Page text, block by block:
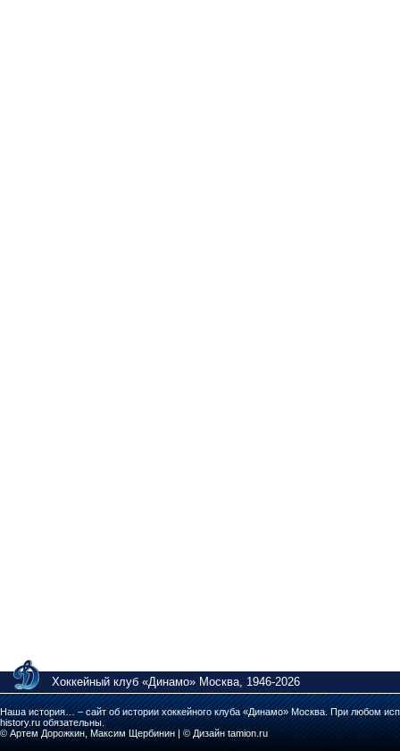
Хоккейный клуб «Динамо» Москва, 1946-2026
Наша история… – сайт об истории хоккейного клуба «Динамо» Москва. При любом
history.ru обязательны.
© Артем Дорожкин, Максим Щербинин | © Дизайн tamion.ru